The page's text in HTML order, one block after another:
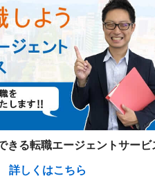
きる転職エージェントサービ
詳しくはこちら